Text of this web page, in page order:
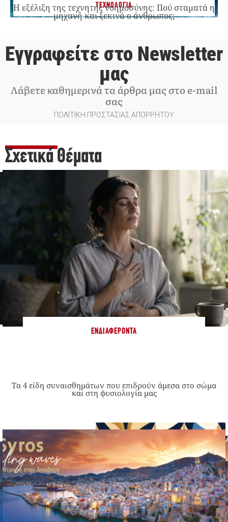
ΤΕΧΝΟΛΟΓΙΑ
Η εξέλιξη της τεχνητής νοημοσύνης: Πού σταματά η
μηχανή και ξεκινά ο άνθρωπος;
Εγγραφείτε στο Newsletter
μας
Λάβετε καθημερινά τα άρθρα μας στο e-mail
σας
ΠΟΛΙΤΙΚΗ ΠΡΟΣΤΑΣΙΑΣ ΑΠΟΡΡΗΤΟΥ
Σχετικά Θέματα
ΕΝΔΙΑΦΈΡΟΝΤΑ
Τα 4 είδη συναισθημάτων που επιδρούν άμεσα στο σώμα
και στη φυσιολογία μας